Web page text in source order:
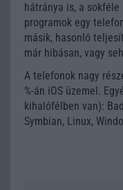
hátránya is, a
programok egy
másik, hasonló
már hibásan, vagy
A telefonok nagy
%-án iOS üzemel.
kihalófélben van):
Symbian, Linux,